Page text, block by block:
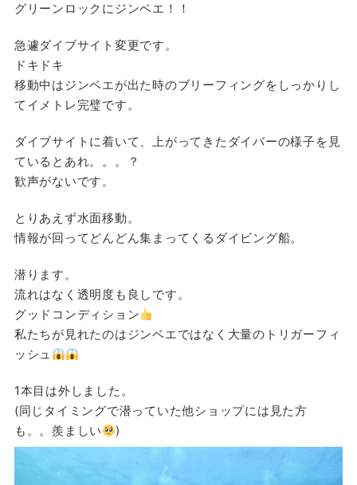
グリーンロックにジンベエ！！
急遽ダイブサイト変更です。
ドキドキ
移動中はジンベエが出た時のブリーフィングをしっかりし
てイメトレ完璧です。
ダイブサイトに着いて、上がってきたダイバーの様子を見
ているとあれ。。。？
歓声がないです。
とりあえず水面移動。
情報が回ってどんどん集まってくるダイビング船。
潜ります。
流れはなく透明度も良しです。
グッドコンディション
私たちが見れたのはジンベエではなく大量のトリガーフィ
ッシュ
1本目は外しました。
(同じタイミングで潜っていた他ショップには見た方
も。。羨ましい
)